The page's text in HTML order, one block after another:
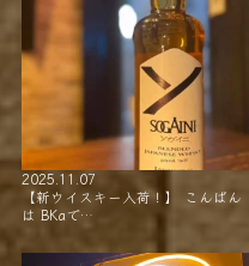
2025.11.07
【新ウイスキー入荷！】 こんばん
は BKaで…